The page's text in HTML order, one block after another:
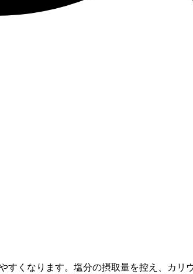
くなります。塩分の摂取量を控え、カ